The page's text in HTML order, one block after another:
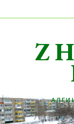
к